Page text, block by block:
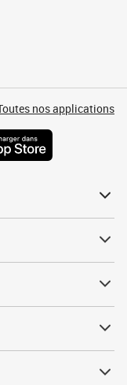
nos applications